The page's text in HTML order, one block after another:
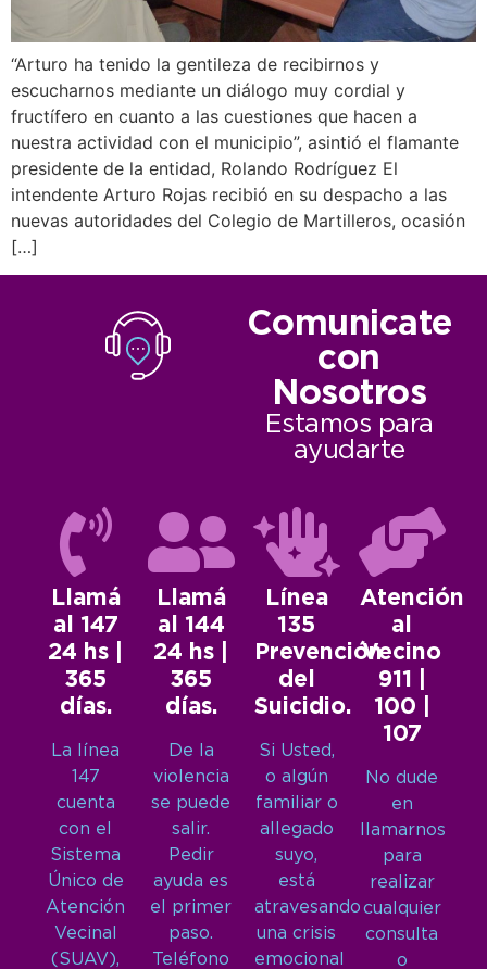
“Arturo ha tenido la gentileza de recibirnos y
escucharnos mediante un diálogo muy cordial y
fructífero en cuanto a las cuestiones que hacen a
nuestra actividad con el municipio”, asintió el flamante
presidente de la entidad, Rolando Rodríguez El
intendente Arturo Rojas recibió en su despacho a las
nuevas autoridades del Colegio de Martilleros, ocasión
[…]
Comunicate
con
Nosotros
Estamos para
ayudarte
Llamá
al 147
24 hs |
365
días.
La línea
147
cuenta
con el
Sistema
Único de
Atención
Vecinal
(SUAV),
Llamá
al 144
24 hs |
365
días.
De la
violencia
se puede
salir.
Pedir
ayuda es
el primer
paso.
Teléfono
Línea
135
Prevención
del
Suicidio.
Si Usted,
o algún
familiar o
allegado
suyo,
está
atravesando
una crisis
emocional
Atención
al
Vecino
911 |
100 |
107
No dude
en
llamarnos
para
realizar
cualquier
consulta
o